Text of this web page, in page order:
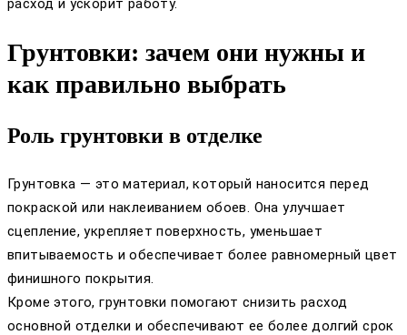
расход и ускорит работу.
Грунтовки: зачем они нужны и
как правильно выбрать
Роль грунтовки в отделке
Грунтовка — это материал, который наносится перед
покраской или наклеиванием обоев. Она улучшает
сцепление, укрепляет поверхность, уменьшает
впитываемость и обеспечивает более равномерный цвет
финишного покрытия.
Кроме этого, грунтовки помогают снизить расход
основной отделки и обеспечивают ее более долгий срок